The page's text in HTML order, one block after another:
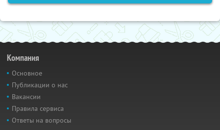
Компания
Основное
Публикации о нас
Вакансии
Правила сервиса
Ответы на вопросы